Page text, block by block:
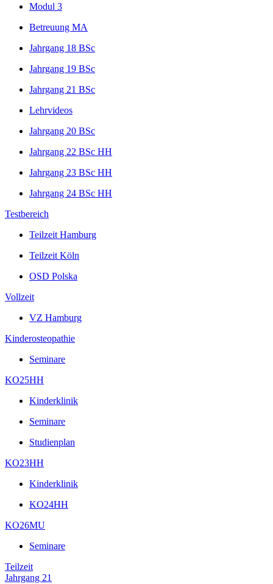
Modul 3
Betreuung MA
Jahrgang 18 BSc
Jahrgang 19 BSc
Jahrgang 21 BSc
Lehrvideos
Jahrgang 20 BSc
Jahrgang 22 BSc HH
Jahrgang 23 BSc HH
Jahrgang 24 BSc HH
Testbereich
Teilzeit Hamburg
Teilzeit Köln
OSD Polska
Vollzeit
VZ Hamburg
Kinderosteopathie
Seminare
KO25HH
Kinderklinik
Seminare
Studienplan
KO23HH
Kinderklinik
KO24HH
KO26MU
Seminare
Teilzeit
Jahrgang 21